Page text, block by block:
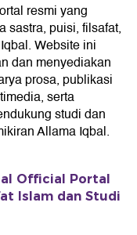
resmi yang
sastra, puisi, filsafat,
Website ini
dan menyediakan
prosa, publikasi
serta
studi dan
Allama Iqbal.
Official Portal
Islam dan Studi